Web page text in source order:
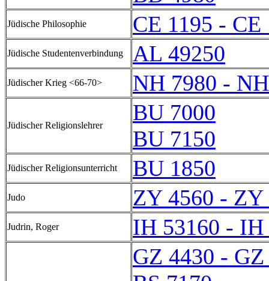
Jüdische Philosophie CE 1195 - CE
Jüdische Studentenverbindung AL 49250
Jüdischer Krieg <66-70> NH 7980 -
Jüdischer Religionslehrer
BU 7000
BU 7150
Jüdischer Religionsunterricht BU 1850
Judo ZY 4560 - ZY
Judrin, Roger IH 53160 - IH
GZ 4430 - GZ